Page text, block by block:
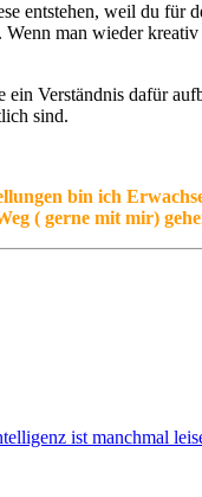
entstehen, weil du
man wieder
Verständnis dafür
sind.
bin ich
( gerne mit mir)
ist manchmal